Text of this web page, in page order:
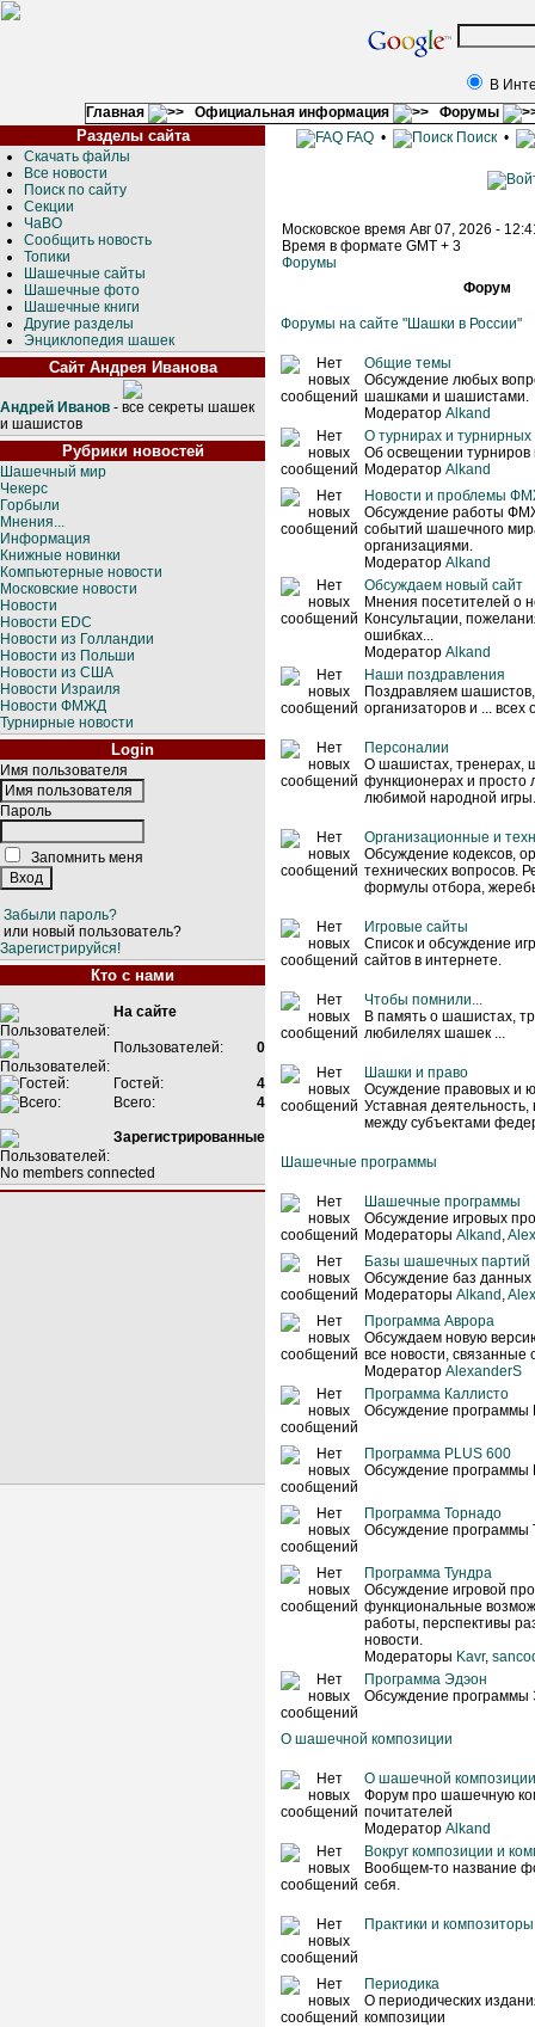
В
Главная
Официальная информация Форумы
Разделы сайта
Скачать файлы
Все новости
Поиск по сайту
Секции
ЧаВО
Сообщить новость
Топики
Шашечные сайты
Шашечные фото
Шашечные книги
Другие разделы
Энциклопедия шашек
Сайт Андрея Иванова
Андрей Иванов - все секреты шашек
и шашистов
Рубрики новостей
Шашечный мир
Чекерс
Горбыли
Мнения...
Информация
Книжные новинки
Компьютерные новости
Московские новости
Новости
Новости EDC
Новости из Голландии
Новости из Польши
Новости из США
Новости Израиля
Новости ФМЖД
Турнирные новости
Login
Имя пользователя
Пароль
Запомнить меня
Забыли пароль?
или новый пользователь?
Зарегистрируйся!
Кто с нами
На сайте
Пользователей: 0
Гостей:
4
Всего:
4
Зарегистрированные
No members connected
FAQ• Поиск•
Московское время Авг 07, 2026 -
Время в формате GMT + 3
Форумы
Форум
Форумы на сайте "Шашки в России"
Общие темы
Обсуждение любых
шашками и шашистами.
Модератор Alkand
О турнирах и турнирных
Об освещении турниров
Модератор Alkand
Новости и проблемы
Обсуждение работы
событий шашечного
организациями.
Модератор Alkand
Обсуждаем новый сайт
Мнения посетителей о
Консультации,
ошибках...
Модератор Alkand
Наши поздравления
Поздравляем
организаторов и ... всех
Персоналии
О шашистах, тренерах,
функционерах и
любимой народной игры.
Организационные и
Обсуждение кодексов,
технических вопросов.
формулы отбора,
Игровые сайты
Список и обсуждение
сайтов в интернете.
Чтобы помнили...
В память о шашистах,
любилелях шашек ...
Шашки и право
Осуждение правовых и
Уставная
между субъектами
Шашечные программы
Шашечные программы
Обсуждение игровых
Модераторы Alkand ,
Базы шашечных партий
Обсуждение баз
Модераторы Alkand ,
Программа Аврора
Обсуждаем новую
все новости, связанные
Модератор AlexanderS
Программа Каллисто
Обсуждение программы
Программа PLUS 600
Обсуждение программы
Программа Торнадо
Обсуждение программы
Программа Тундра
Обсуждение игровой
функциональные
работы, перспективы
новости.
Модераторы Kavr,
Программа Эдэон
Обсуждение программы
О шашечной композиции
О шашечной композиции
Форум про шашечную
почитателей
Модератор Alkand
Вокруг композиции и
Вообщем-то название
себя.
Практики и композиторы
Периодика
О периодических
композиции